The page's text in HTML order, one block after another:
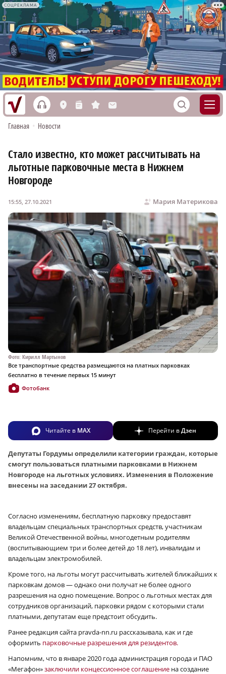
СОЦРЕКЛАМА
h L n s M S
Главная • Новости
Стало известно, кто может рассчитывать на
льготные парковочные места в Нижнем
Новгороде
Мария Материкова
15:55, 27.10.2021
Фото: Кирилл Мартынов
Все транспортные средства размещаются на платных парковках
бесплатно в течение первых 15 минут
Фотобанк
Читайте в MAX Перейти вДзен
Депутаты Гордумы определили категории граждан, которые
смогут пользоваться платными парковками в Нижнем
Новгороде на льготных условиях. Изменения в Положение
внесены на заседании 27 октября.
Согласно изменениям, бесплатную парковку предоставят
владельцам специальных транспортных средств, участникам
Великой Отечественной войны, многодетным родителям
(воспитывающием три и более детей до 18 лет), инвалидам и
владельцам электромобилей.
Кроме того, на льготы могут рассчитывать жителей ближайших к
парковкам домов — однако они получат не более одного
разрешения на одно помещение. Вопрос о льготных местах для
сотрудников организаций, парковки рядом с которыми стали
платными, депутатам еще предстоит обсудить.
Ранее редакция сайта pravda-nn.ru рассказывала, как и где
оформить парковочные разрешения для резидентов.
Напомним, что в январе 2020 года администрация города и ПАО
«Мегафон»заключили концессионное соглашение на создание